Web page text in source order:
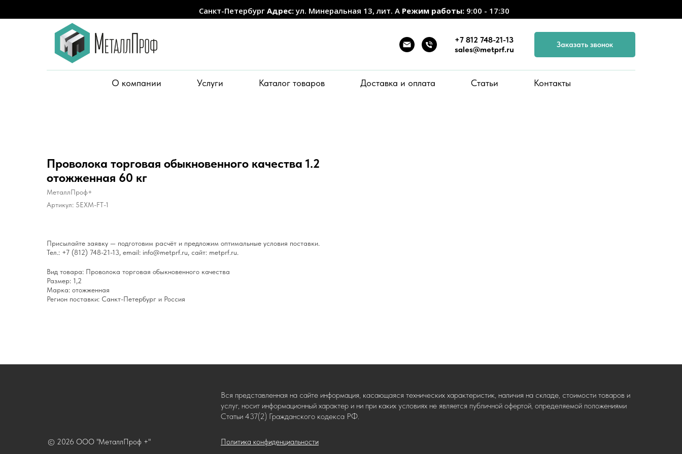
Санкт-Петербург Адрес:ул. Минеральная 13, лит. А Режим работы: 9:00 - 17:30
+7 812 748-21-13
sales@metprf.ru
Заказать звонок
О компании Услуги Каталог товаров Доставка и оплата Статьи Контакты
Проволока торговая обыкновенного качества 1.2
отожженная 60 кг
МеталлПроф+
Артикул: 5EXM-FT-1
Присылайте заявку — подготовим расчёт и предложим оптимальные условия поставки.
Тел.: +7 (812) 748-21-13, email: info@metprf.ru, сайт: metprf.ru.
Вид товара: Проволока торговая обыкновенного качества
Размер: 1,2
Марка: отожженная
Регион поставки: Санкт-Петербург и Россия
Политика конфиденциальности
© 2026 ООО "МеталлПроф +"
Вся представленная на сайте информация, касающаяся технических характеристик, наличия на складе, стоимости товаров и
услуг, носит информационный характер и ни при каких условиях не является публичной офертой, определяемой положениями
Статьи 437(2) Гражданского кодекса РФ.